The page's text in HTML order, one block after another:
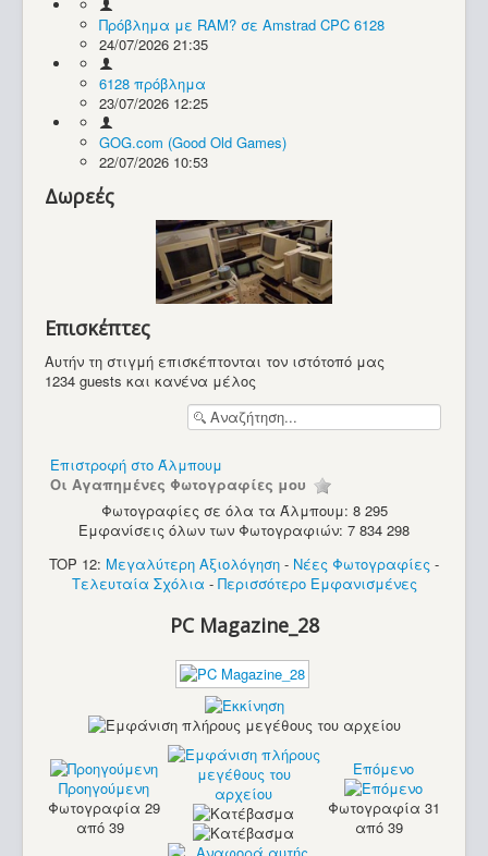
Υπολογιστές
Commodore C64
Πρόβλημα με RAM? σε Amstrad CPC 6128
24/07/2026 21:35
6128 πρόβλημα
23/07/2026 12:25
GOG.com (Good Old Games)
22/07/2026 10:53
Δωρεές
Επισκέπτες
Αυτήν τη στιγμή επισκέπτονται τον ιστότοπό μας
1234 guests και κανένα μέλος
Επιστροφή στο Άλμπουμ
Οι Αγαπημένες Φωτογραφίες μου
Φωτογραφίες σε όλα τα Άλμπουμ: 8 295
Εμφανίσεις όλων των Φωτογραφιών: 7 834 298
TOP 12: Μεγαλύτερη Αξιολόγηση - Νέες Φωτογραφίες -
Τελευταία Σχόλια - Περισσότερο Εμφανισμένες
PC Magazine_28
Προηγούμενη
Φωτογραφία 29
από 39
Επόμενο
Φωτογραφία 31
από 39